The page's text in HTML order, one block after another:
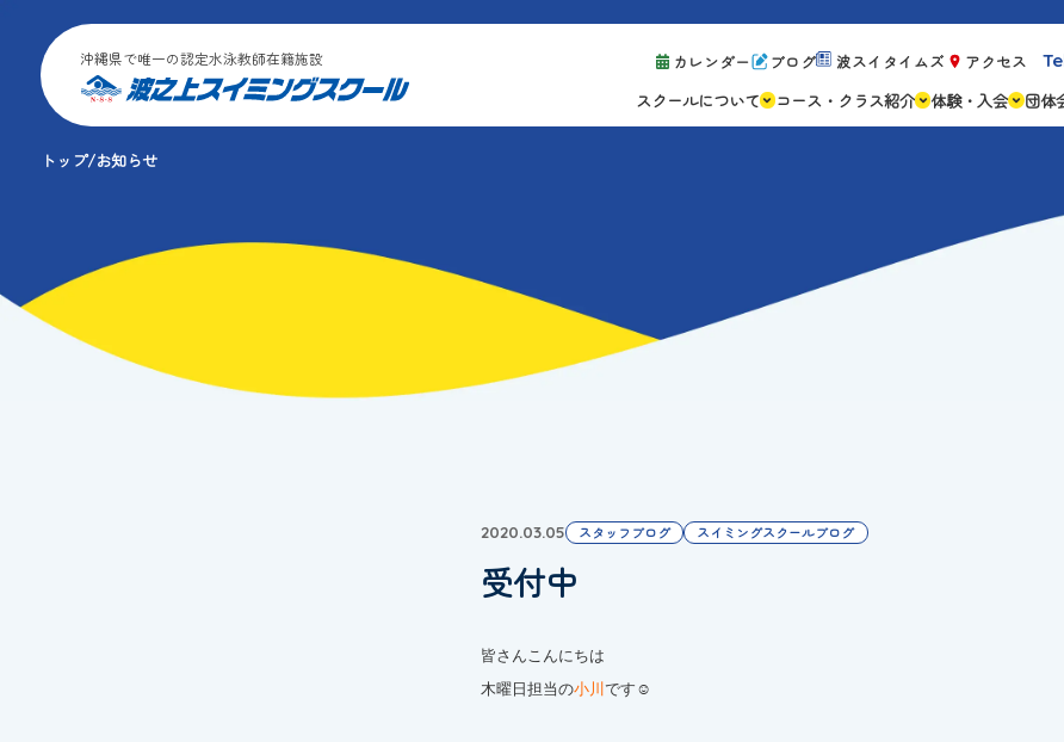
沖縄県で唯一の認定水泳教師在籍施設 カレンダー ブログ 波スイタイムズ アクセス
スクールについて
コース・クラス紹介 体験・入会
キャンペーン
よくある質問
団体
トップ お知らせ
2020.03.05 スタッフブログ スイミングスクールブログ
受付中
皆さんこんにちは
木曜日担当の小川です☺